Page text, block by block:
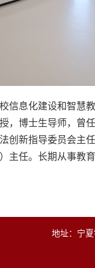
信息化建设和智慧
，博士生导师，曾
创新指导委员会
主任。长期从事
地址：宁